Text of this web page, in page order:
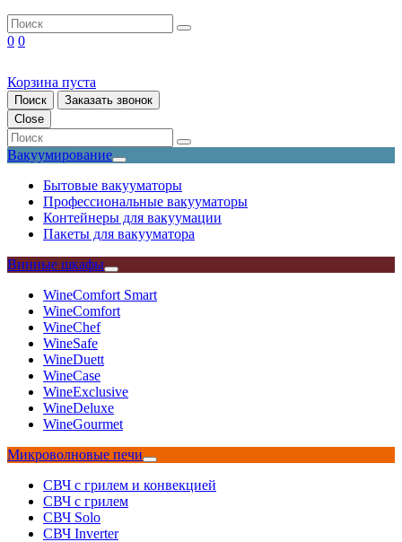
0 0
Корзина пуста
Поиск
Заказать звонок
Close
Вакуумирование
Бытовые вакууматоры
Профессиональные вакууматоры
Контейнеры для вакуумации
Пакеты для вакууматора
Винные шкафы
WineComfort Smart
WineComfort
WineChef
WineSafe
WineDuett
WineCase
WineExclusive
WineDeluxe
WineGourmet
Микроволновые печи
СВЧ с грилем и конвекцией
СВЧ с грилем
СВЧ Solo
СВЧ Inverter